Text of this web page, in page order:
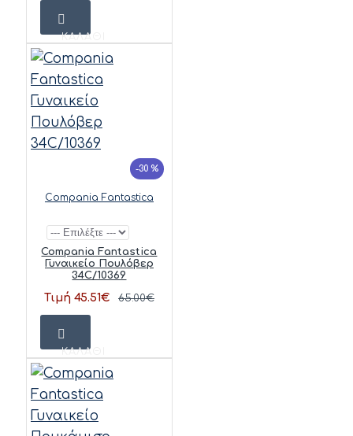
ΚΑΛΆΘΙ
-30 %
Compania Fantastica
Compania Fantastica
Γυναικείο Πουλόβερ
34C/10369
Τιμή 45.51€ 65.00€
ΚΑΛΆΘΙ